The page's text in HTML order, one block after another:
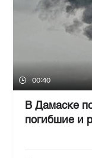
00:40
В Дамаске
погибшие и